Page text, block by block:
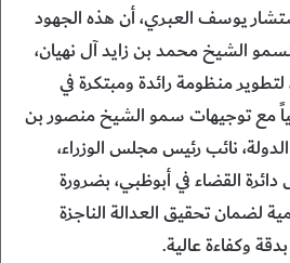
يوسف العبري، أن هذه الجهود
الشيخ محمد بن زايد آل نهيان،
منظومة رائدة ومبتكرة في
مع توجيهات سمو الشيخ منصور بن
نائب رئيس مجلس الوزراء،
القضاء في أبوظبي، بضرورة
لضمان تحقيق العدالة الناجزة
وكفاءة عالية.